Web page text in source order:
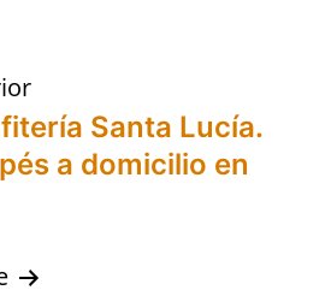
Santa Lucía.
a domicilio en